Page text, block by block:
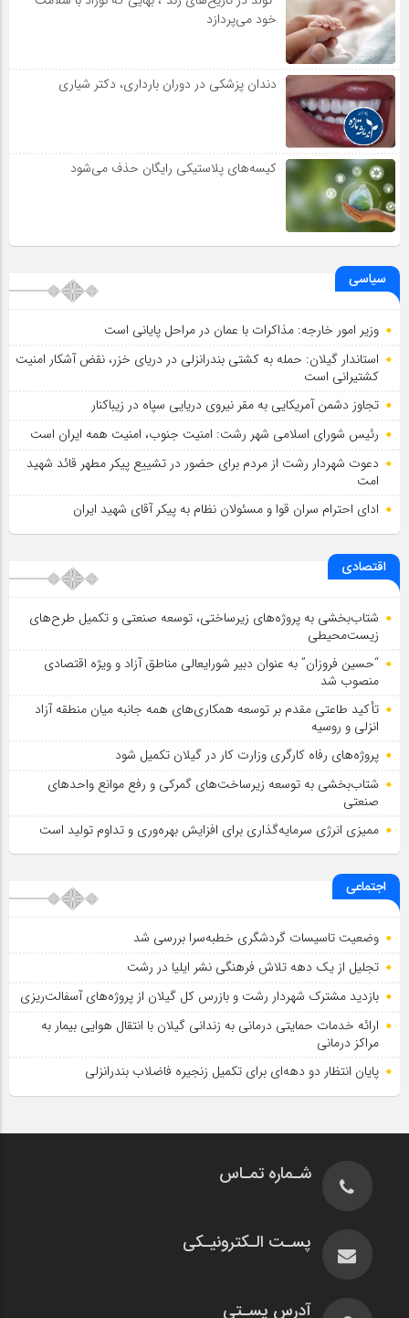
خود می‌پردازد
دندان پزشکی در دوران بارداری، دکتر شیاری
کیسه‌های پلاستیکی رایگان حذف می‌شود
سیاسی
وزیر امور خارجه: مذاکرات با عمان در مراحل پایانی است
استاندار گیلان: حمله به کشتی بندرانزلی در دریای خزر، نقض آشکار امنیت
کشتیرانی است
تجاوز دشمن آمریکایی به مقر نیروی دریایی سپاه در زیباکنار
رئیس شورای اسلامي شهر رشت: امنیت جنوب، امنیت همه ایران است
دعوت شهردار رشت از مردم برای حضور در تشییع پیکر مطهر قائد شهید
امت
ادای احترام سران قوا و مسئولان نظام به پیکر آقای شهید ایران
اقتصادی
شتاب‌بخشی به پروژه‌های زیرساختی، توسعه صنعتی و تکمیل طرح‌های
زیست‌محیطی
“حسین فروزان” به عنوان دبیر شورایعالی مناطق آزاد و ویژه اقتصادی
منصوب شد
تأكید طاعتی مقدم بر توسعه همكاری‌های همه جانبه میان منطقه آزاد
انزلی و روسیه
پروژه‌های رفاه کارگری وزارت کار در گیلان تکمیل شود
شتاب‌بخشی به توسعه زیرساخت‌های گمركی و رفع موانع واحدهای
صنعتی
ممیزی انرژی سرمایه‌گذاری برای افزایش بهره‌وری و تداوم تولید است
اجتماعی
وضعیت تاسیسات گردشگری خطبه‌سرا بررسی شد
تجلیل از یک دهه تلاش فرهنگی نشر ایلیا در رشت
بازدید مشترک شهردار رشت و بازرس کل گیلان از پروژه‌های آسفالت‌ریزی
ارائه خدمات حمایتی درمانی به زندانی گیلان با انتقال هوایی بیمار به
مراکز درمانی
پایان انتظار دو دهه‌ای برای تکمیل زنجیره فاضلاب بندرانزلی
شـماره تمـاس
پسـت الـکترونیـکی
آدرس پسـتی